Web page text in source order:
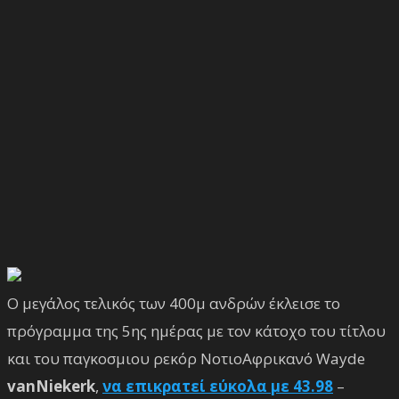
Ο μεγάλος τελικός των 400μ ανδρών έκλεισε το
πρόγραμμα της 5ης ημέρας με τον κάτοχο του τίτλου
και του παγκοσμιου ρεκόρ ΝοτιοΑφρικανό Wayde
vanNiekerk, να επικρατεί εύκολα με 43.98 –